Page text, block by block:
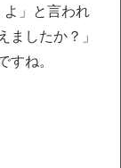
よ」と言われ
したか？」
ね。